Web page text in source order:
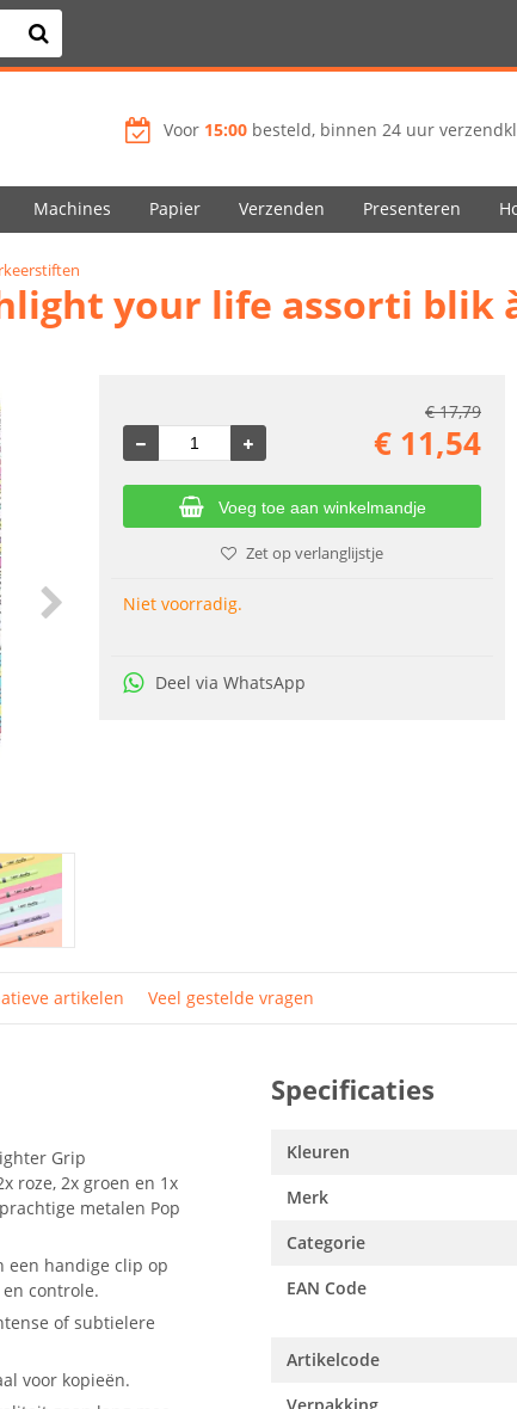
Voor 15:00 besteld, binnen 24 uur
Machines Papier Verzenden Presenteren
your life assorti blik
€17,79
€ 11,54
Voeg toe aan winkelmandje
Zet op verlanglijstje
Niet voorradig.
Deel via WhatsApp
artikelen Veel gestelde vragen
Grip
roze, 2x groen en 1x
metalen Pop
een handige clip op
controle.
of subtielere
voor kopieën.
Specificaties
Kleuren
Merk
Categorie
EAN Code
Artikelcode